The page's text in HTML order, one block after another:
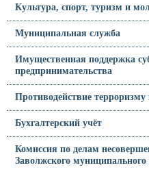
Культура, спорт, туризм и
Муниципальная служба
Имущественная поддержка
предпринимательства
Противодействие терроризму
Бухгалтерский учёт
Комиссия по делам
Заволжского муниципального